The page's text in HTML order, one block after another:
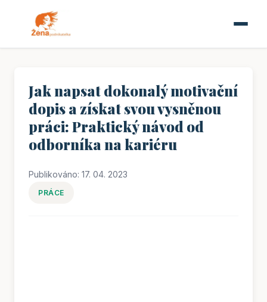
Jak napsat dokonalý motivační
dopis a získat svou vysněnou
práci: Praktický návod od
odborníka na kariéru
Publikováno: 17. 04. 2023
PRÁCE